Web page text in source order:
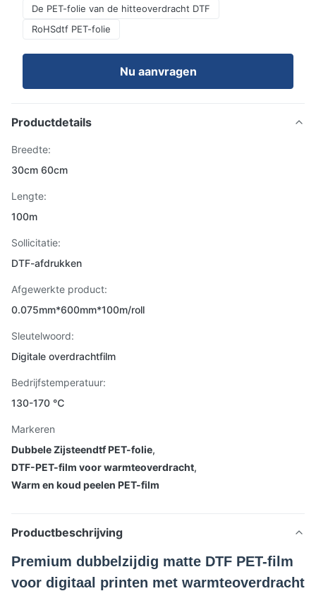
De PET-folie van de hitteoverdracht DTF
RoHSdtf PET-folie
Nu aanvragen
Productdetails
Breedte:
30cm 60cm
Lengte:
100m
Sollicitatie:
DTF-afdrukken
Afgewerkte product:
0.075mm*600mm*100m/roll
Sleutelwoord:
Digitale overdrachtfilm
Bedrijfstemperatuur:
130-170 ℃
Markeren
Dubbele Zijsteendtf PET-folie,
DTF-PET-film voor warmteoverdracht,
Warm en koud peelen PET-film
Productbeschrijving
Premium dubbelzijdig matte DTF PET-film
voor digitaal printen met warmteoverdracht